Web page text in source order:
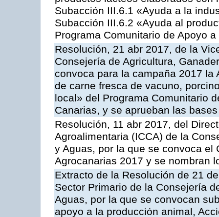
Subacción III.6.1 «Ayuda a la
Subacción III.6.2 «Ayuda al
Programa Comunitario de Apoyo
Resolución, 21 abr 2017, de la
Consejería de Agricultura,
convoca para la campaña 2017
de carne fresca de vacuno,
local» del Programa Comunitario
Canarias, y se aprueban las
Resolución, 11 abr 2017, del
Agroalimentaria (ICCA) de la
y Aguas, por la que se convoca el
Agrocanarias 2017 y se nombran
Extracto de la Resolución de 21
Sector Primario de la Consejería
Aguas, por la que se convocan
apoyo a la producción animal,